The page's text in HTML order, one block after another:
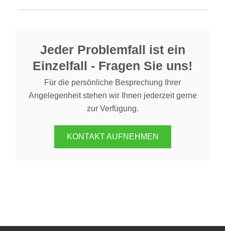
Jeder Problemfall ist ein
Einzelfall - Fragen Sie uns!
Für die persönliche Besprechung Ihrer
Angelegenheit stehen wir Ihnen jederzeit gerne
zur Verfügung.
KONTAKT AUFNEHMEN